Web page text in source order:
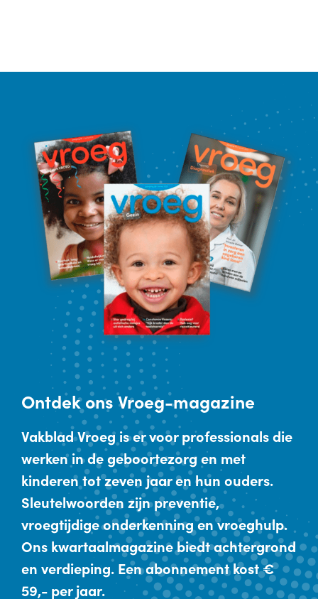
Ontdekons Vroeg-magazine
Vakblad Vroeg is er voor professionals die
werken in de geboortezorg en met
kinderen tot zeven jaar en hun ouders.
Sleutelwoorden zijn preventie,
vroegtijdige onderkenning en vroeghulp.
Ons kwartaalmagazine biedt achtergrond
en verdieping. Een abonnement kost €
59,- per jaar.